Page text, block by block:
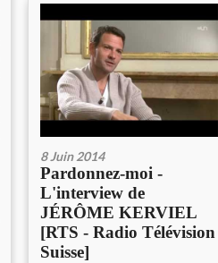
8 Juin 2014
Pardonnez-moi -
L'interview de
JÉRÔME KERVIEL
[RTS - Radio Télévision
Suisse]